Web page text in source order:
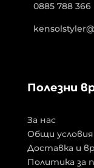
0885 788 366
Полезни
За нас
Общи условия
Доставка и
Политика за